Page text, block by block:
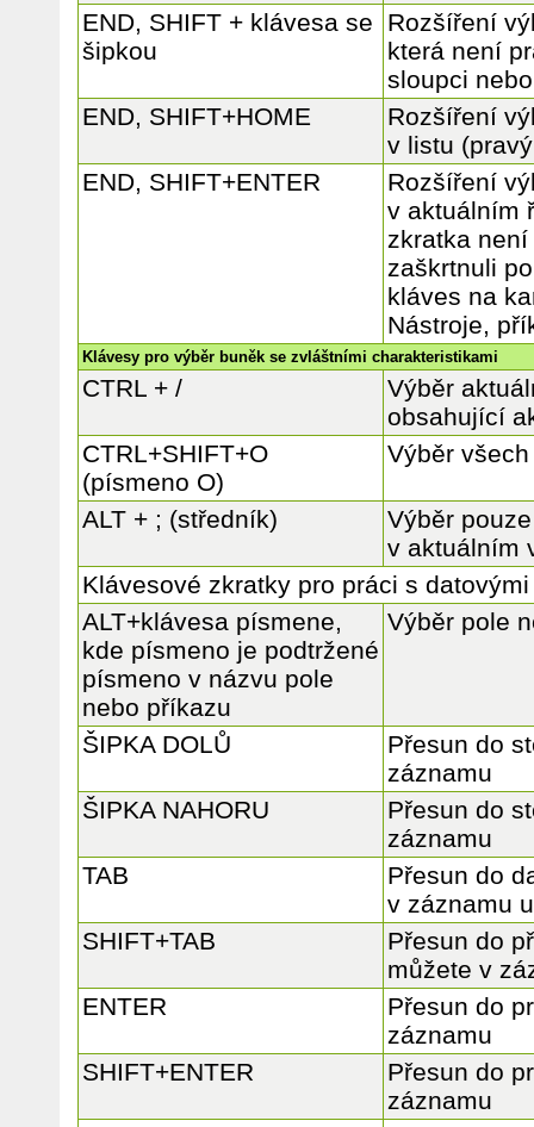
END, SHIFT + klávesa se
šipkou
Rozšíření
která není
sloupci
END, SHIFT+HOME
Rozšíření
v listu
END, SHIFT+ENTER
Rozšíření
v aktuálním
zkratka
zaškrtnuli
kláves na
Nástroje,
Klávesy pro výběr buněk se zvláštními charakteristikami
CTRL + /
Výběr
obsahující
CTRL+SHIFT+O
(písmeno O)
Výběr
ALT + ; (středník)
Výběr
v aktuálním
Klávesové zkratky pro práci s
ALT+klávesa písmene,
kde písmeno je podtržené
písmeno v názvu pole
nebo příkazu
Výběr pole
ŠIPKA DOLŮ
Přesun do
záznamu
ŠIPKA NAHORU
Přesun do
záznamu
TAB
Přesun do
v záznamu
SHIFT+TAB
Přesun do
můžete v
ENTER
Přesun do
záznamu
SHIFT+ENTER
Přesun do
záznamu